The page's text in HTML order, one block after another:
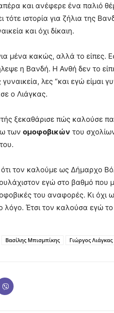
και ανέφερε ένα παλιό
τότε ιστορία για ζήλια της
και όχι δίκαιη.
μένα κακώς, αλλά το είπες.
η Βανδή. Η Ανθή δεν το
λες “και εγώ
ο Λιάγκας.
ξεκαθάρισε πώς καλούσε
των ομοφοβικών του
τον καλούμε ως Δήμαρχο
εγώ στο βαθμό
του αναφορές. Κι
λόγο. Έτσι τον καλούσα εγώ
Βασίλης Μπισμπίκης Γιώργος Λιάγκας